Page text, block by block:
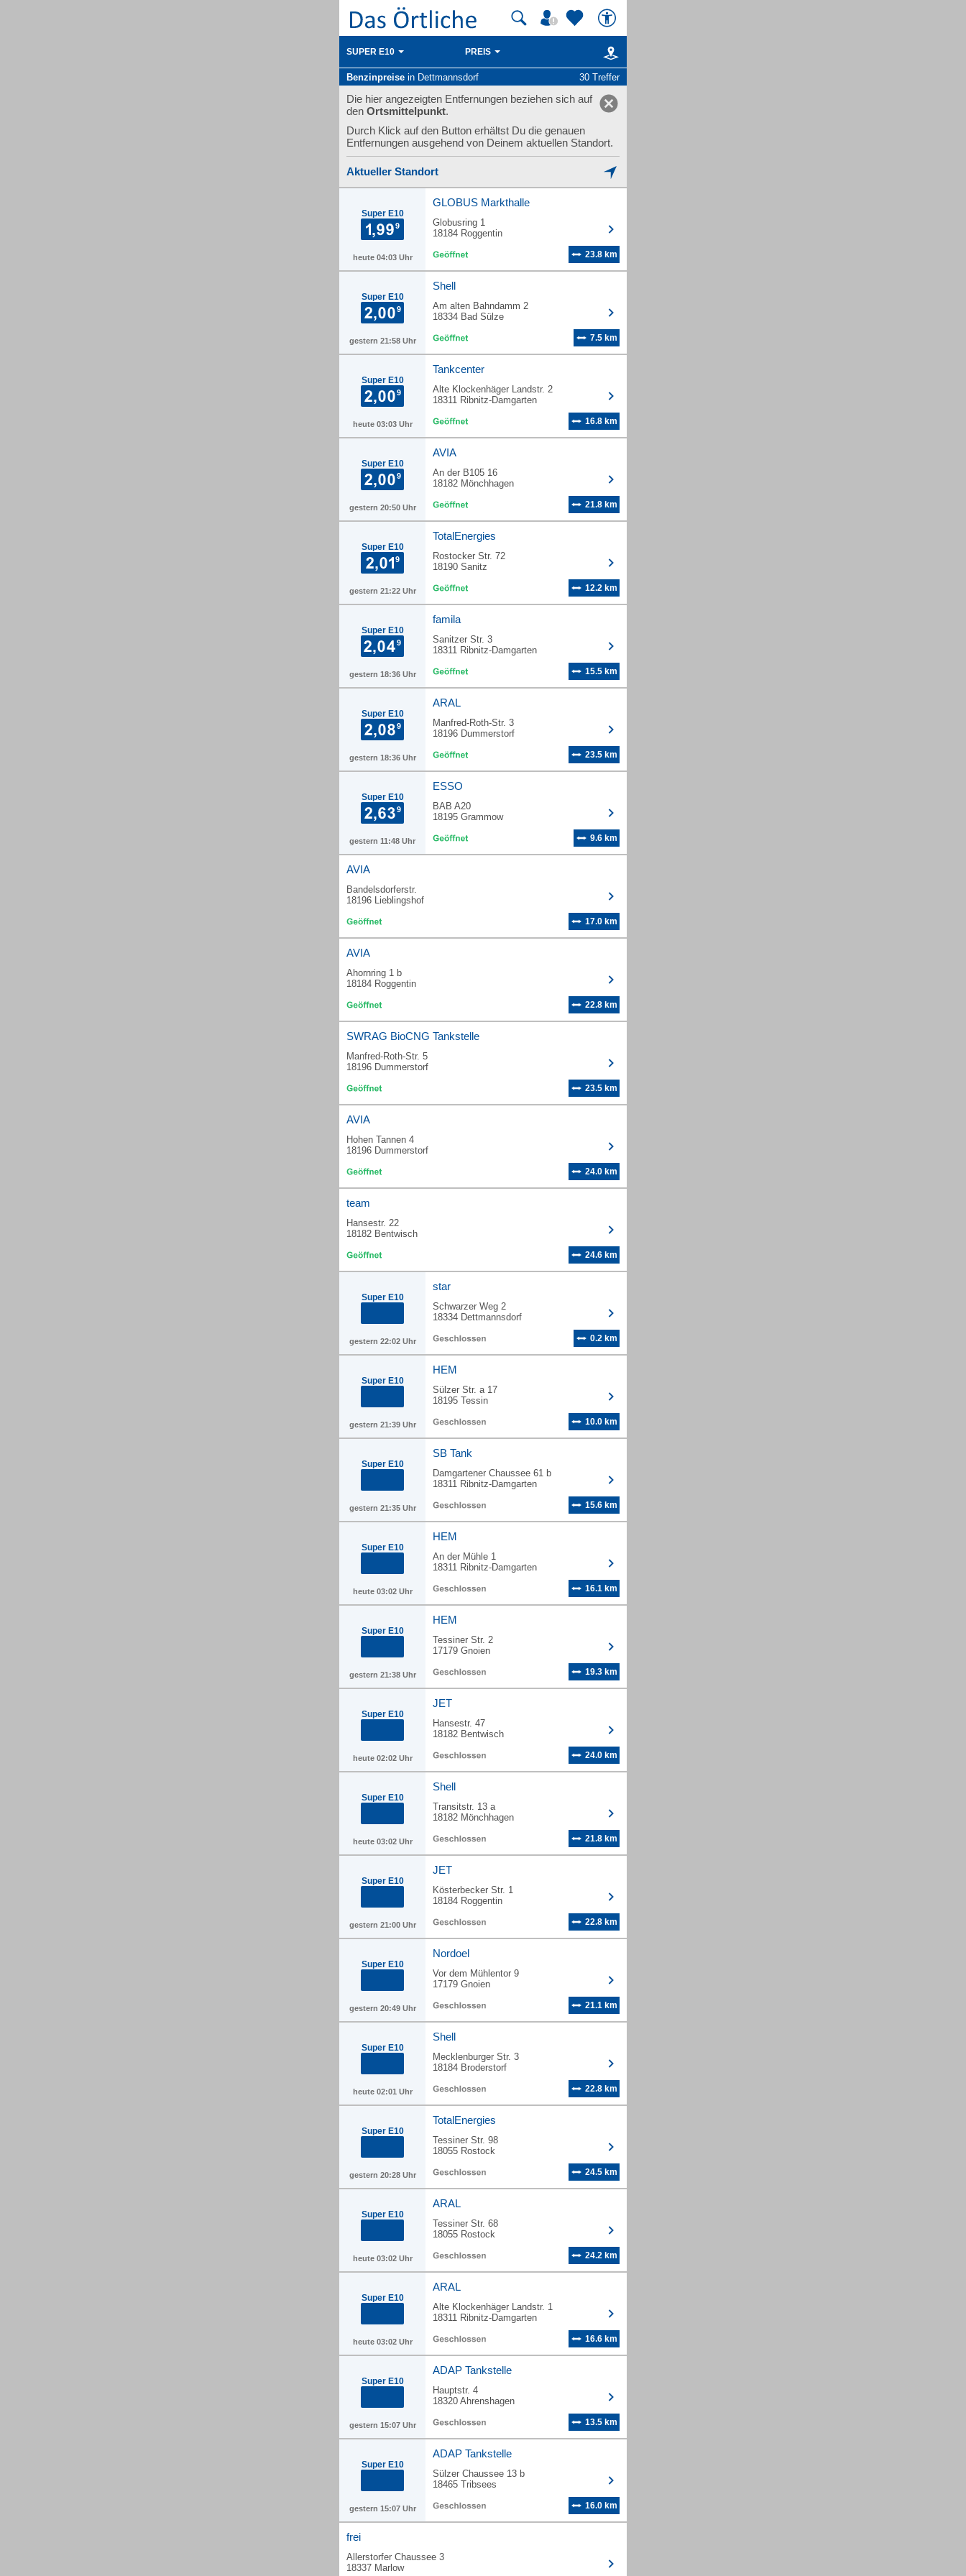
SUPER E10 PREIS
Benzinpreise in Dettmannsdorf 30 Treffer
Die hier angezeigten Entfernungen beziehen sich auf
den Ortsmittelpunkt.
Durch Klick auf den Button erhältst Du die genauen
Entfernungen ausgehend von Deinem aktuellen Standort.
Aktueller Standort
Super E10
heute 04:03 Uhr
GLOBUS Markthalle
Globusring 1
18184 Roggentin
23.8 km
Super E10
gestern 21:58 Uhr
Shell
Am alten Bahndamm 2
18334 Bad Sülze
7.5 km
Super E10
heute 03:03 Uhr
Tankcenter
Alte Klockenhäger Landstr. 2
18311 Ribnitz-Damgarten
16.8 km
Super E10
gestern 20:50 Uhr
AVIA
An der B105 16
18182 Mönchhagen
21.8 km
Super E10
gestern 21:22 Uhr
TotalEnergies
Rostocker Str. 72
18190 Sanitz
12.2 km
Super E10
gestern 18:36 Uhr
famila
Sanitzer Str. 3
18311 Ribnitz-Damgarten
15.5 km
Super E10
gestern 18:36 Uhr
ARAL
Manfred-Roth-Str. 3
18196 Dummerstorf
23.5 km
Super E10
gestern 11:48 Uhr
ESSO
BAB A20
18195 Grammow
9.6 km
AVIA
Bandelsdorferstr.
18196 Lieblingshof
17.0 km
AVIA
Ahornring 1 b
18184 Roggentin
22.8 km
SWRAG BioCNG Tankstelle
Manfred-Roth-Str. 5
18196 Dummerstorf
23.5 km
AVIA
Hohen Tannen 4
18196 Dummerstorf
24.0 km
team
Hansestr. 22
18182 Bentwisch
24.6 km
Super E10
gestern 22:02 Uhr
star
Schwarzer Weg 2
18334 Dettmannsdorf
0.2 km
Super E10
gestern 21:39 Uhr
HEM
Sülzer Str. a 17
18195 Tessin
10.0 km
Super E10
gestern 21:35 Uhr
SB Tank
Damgartener Chaussee 61 b
18311 Ribnitz-Damgarten
15.6 km
Super E10
heute 03:02 Uhr
HEM
An der Mühle 1
18311 Ribnitz-Damgarten
16.1 km
Super E10
gestern 21:38 Uhr
HEM
Tessiner Str. 2
17179 Gnoien
19.3 km
Super E10
heute 02:02 Uhr
JET
Hansestr. 47
18182 Bentwisch
24.0 km
Super E10
heute 03:02 Uhr
Shell
Transitstr. 13 a
18182 Mönchhagen
21.8 km
Super E10
gestern 21:00 Uhr
JET
Kösterbecker Str. 1
18184 Roggentin
22.8 km
Super E10
gestern 20:49 Uhr
Nordoel
Vor dem Mühlentor 9
17179 Gnoien
21.1 km
Super E10
heute 02:01 Uhr
Shell
Mecklenburger Str. 3
18184 Broderstorf
22.8 km
Super E10
gestern 20:28 Uhr
TotalEnergies
Tessiner Str. 98
18055 Rostock
24.5 km
Super E10
heute 03:02 Uhr
ARAL
Tessiner Str. 68
18055 Rostock
24.2 km
Super E10
heute 03:02 Uhr
ARAL
Alte Klockenhäger Landstr. 1
18311 Ribnitz-Damgarten
16.6 km
Super E10
gestern 15:07 Uhr
ADAP Tankstelle
Hauptstr. 4
18320 Ahrenshagen
13.5 km
Super E10
gestern 15:07 Uhr
ADAP Tankstelle
Sülzer Chaussee 13 b
18465 Tribsees
16.0 km
frei
Allerstorfer Chaussee 3
18337 Marlow